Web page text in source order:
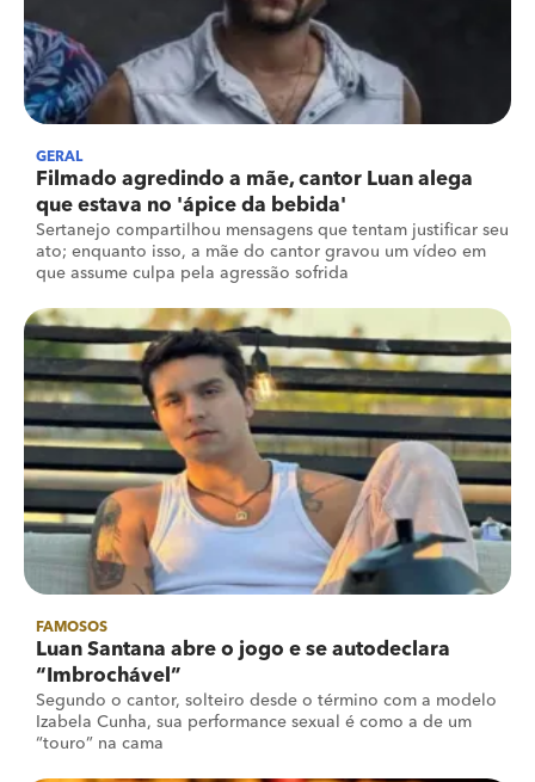
GERAL
Filmado agredindo a mãe, cantor Luan alega
que estava no 'ápice da bebida'
Sertanejo compartilhou mensagens que tentam justificar seu
ato; enquanto isso, a mãe do cantor gravou um vídeo em
que assume culpa pela agressão sofrida
FAMOSOS
Luan Santana abre o jogo e se autodeclara
“Imbrochável”
Segundo o cantor, solteiro desde o término com a modelo
Izabela Cunha, sua performance sexual é como a de um
“touro” na cama